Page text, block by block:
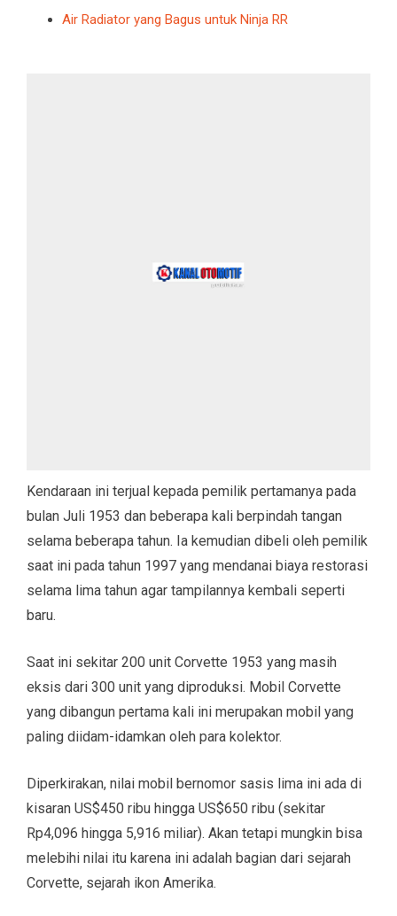
Air Radiator yang Bagus untuk Ninja RR
Kendaraan ini terjual kepada pemilik pertamanya pada
bulan Juli 1953 dan beberapa kali berpindah tangan
selama beberapa tahun. Ia kemudian dibeli oleh pemilik
saat ini pada tahun 1997 yang mendanai biaya restorasi
selama lima tahun agar tampilannya kembali seperti
baru.
Saat ini sekitar 200 unit Corvette 1953 yang masih
eksis dari 300 unit yang diproduksi. Mobil Corvette
yang dibangun pertama kali ini merupakan mobil yang
paling diidam-idamkan oleh para kolektor.
Diperkirakan, nilai mobil bernomor sasis lima ini ada di
kisaran US$450 ribu hingga US$650 ribu (sekitar
Rp4,096 hingga 5,916 miliar). Akan tetapi mungkin bisa
melebihi nilai itu karena ini adalah bagian dari sejarah
Corvette, sejarah ikon Amerika.